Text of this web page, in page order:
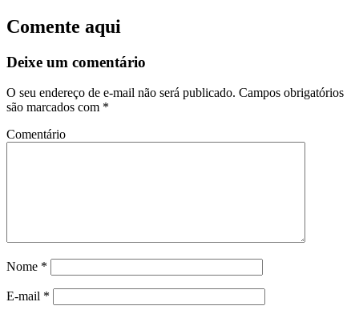
Comente aqui
Deixe um comentário
O seu endereço de e-mail não será publicado. Campos obrigatórios
são marcados com *
Comentário
Nome *
E-mail *